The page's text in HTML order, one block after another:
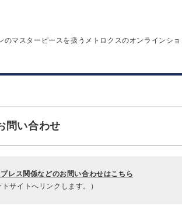
マスターピースを扱うメトロクスのオンラインシ
問い合わせ
レス関係などのお問い合わせはこちら
トサイトへリンクします。）